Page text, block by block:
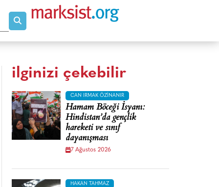
ilginizi çekebilir
CAN IRMAK ÖZINANIR
Hamam Böceği İsyanı:
Hindistan’da gençlik
hareketi ve sınıf
dayanışması
7 Ağustos 2026
HAKAN TAHMAZ